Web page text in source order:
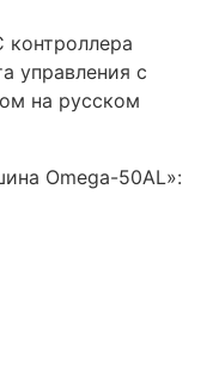
управления с
на русском
Omega-50AL»: